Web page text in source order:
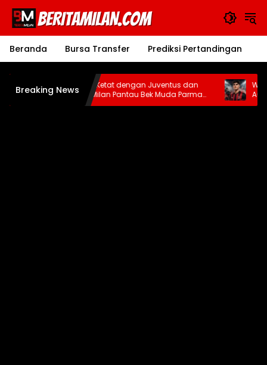
Langsung
konten
Beranda
Bursa Transfer Prediksi Pertandingan
Breaking News
Bersaing Ketat dengan Juventus dan
PSG, AC Milan Pantau Bek Muda Parma
Alessandro Circati
AC Milan